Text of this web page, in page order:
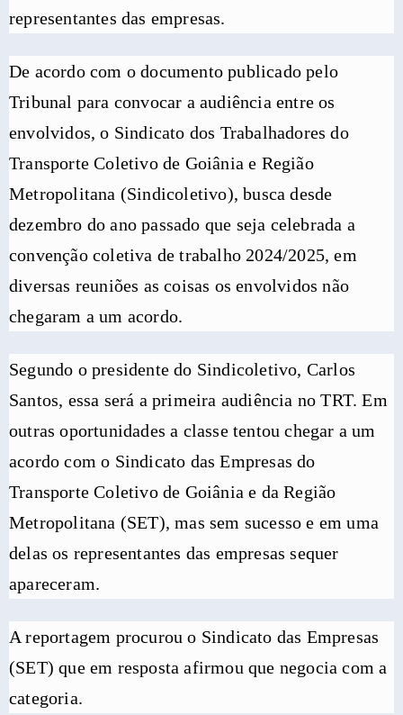
representantes das empresas.
De acordo com o documento publicado pelo
Tribunal para convocar a audiência entre os
envolvidos, o Sindicato dos Trabalhadores do
Transporte Coletivo de Goiânia e Região
Metropolitana (Sindicoletivo), busca desde
dezembro do ano passado que seja celebrada a
convenção coletiva de trabalho 2024/2025, em
diversas reuniões as coisas os envolvidos não
chegaram a um acordo.
Segundo o presidente do Sindicoletivo, Carlos
Santos, essa será a primeira audiência no TRT. Em
outras oportunidades a classe tentou chegar a um
acordo com o Sindicato das Empresas do
Transporte Coletivo de Goiânia e da Região
Metropolitana (SET), mas sem sucesso e em uma
delas os representantes das empresas sequer
apareceram.
A reportagem procurou o Sindicato das Empresas
(SET) que em resposta afirmou que negocia com a
categoria.